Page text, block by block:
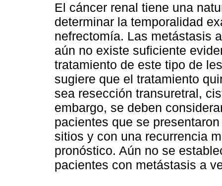
El cáncer renal tiene una
determinar la temporalidad
nefrectomía. Las metástasis
aún no existe suficiente
tratamiento de este tipo de
sugiere que el tratamiento
sea resección transuretral,
embargo, se deben
pacientes que se
sitios y con una recurrencia
pronóstico. Aún no se
pacientes con metástasis a